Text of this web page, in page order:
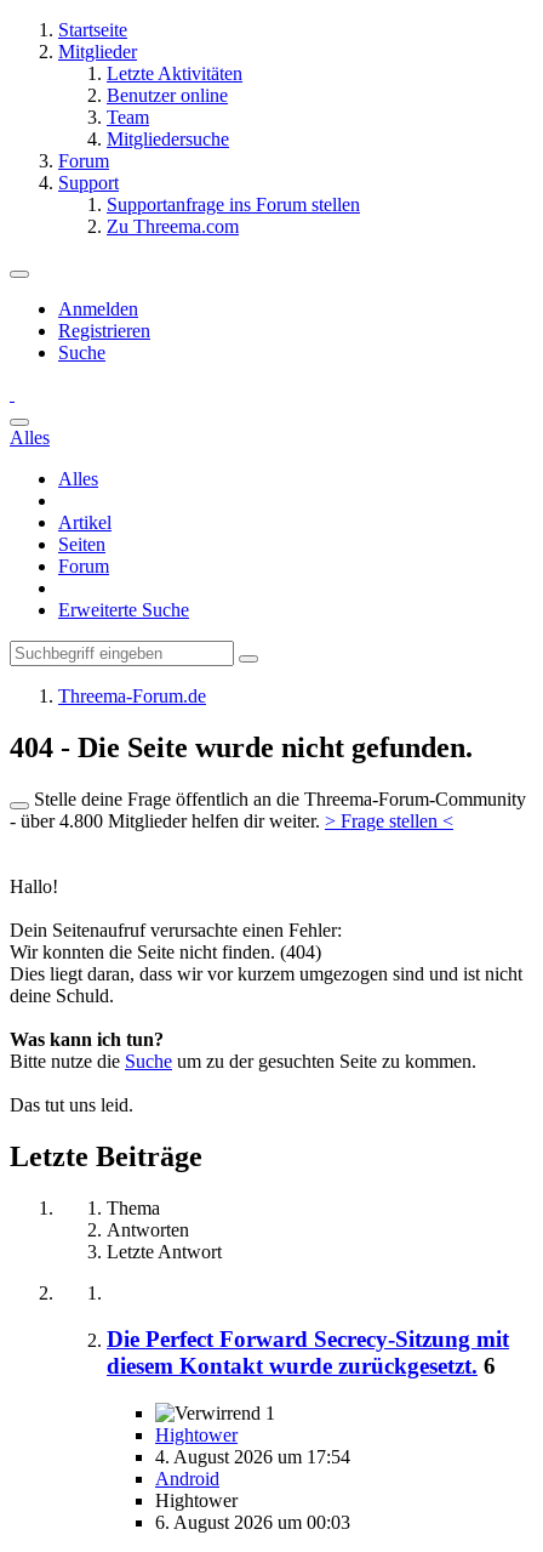
Startseite
Mitglieder
Letzte Aktivitäten
Benutzer online
Team
Mitgliedersuche
Forum
Support
Supportanfrage ins Forum stellen
Zu Threema.com
Anmelden
Registrieren
Suche
Alles
Alles
Artikel
Seiten
Forum
Erweiterte Suche
Threema-Forum.de
404 - Die Seite wurde nicht gefunden.
Stelle deine Frage öffentlich an die Threema-Forum-Community
- über 4.800 Mitglieder helfen dir weiter. > Frage stellen <
Hallo!
Dein Seitenaufruf verursachte einen Fehler:
Wir konnten die Seite nicht finden. (404)
Dies liegt daran, dass wir vor kurzem umgezogen sind und ist nicht
deine Schuld.
Was kann ich tun?
Bitte nutze die Suche um zu der gesuchten Seite zu kommen.
Das tut uns leid.
Letzte Beiträge
Thema
Antworten
Letzte Antwort
Die Perfect Forward Secrecy-Sitzung mit
diesem Kontakt wurde zurückgesetzt. 6
1
Hightower
4. August 2026 um 17:54
Android
Hightower
6. August 2026 um 00:03